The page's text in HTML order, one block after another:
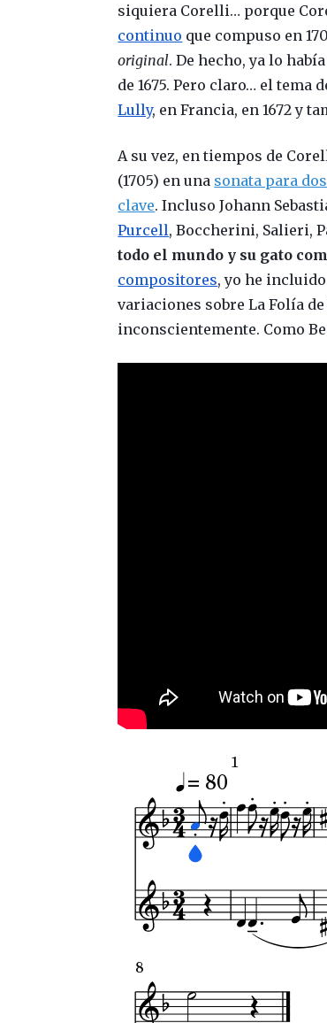
siquiera Corelli… porque
continuo que compuso en
original. De hecho, ya lo
de 1675. Pero claro… el tema
Lully, en Francia, en 1672 y
A su vez, en tiempos de
(1705) en una sonata para
clave.Incluso Johann
Purcell, Boccherini, Salieri,
todo el mundo y su gato
compositores, yo he
variaciones sobre La Folía
inconscientemente. Como